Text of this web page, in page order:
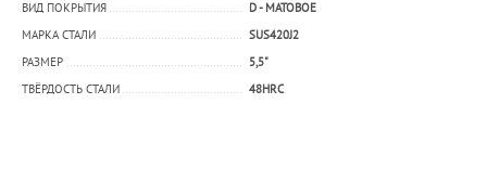
ВИД ПОКРЫТИЯ
D - МАТОВОЕ
МАРКА СТАЛИ
SUS420J2
РАЗМЕР
5,5"
ТВЁРДОСТЬ СТАЛИ
48HRC